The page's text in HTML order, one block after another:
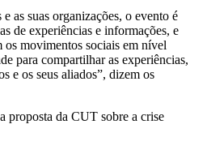
as suas organizações, o evento é
de experiências e informações, e
os movimentos sociais em nível
para compartilhar as experiências,
e os seus aliados”, dizem os
proposta da CUT sobre a crise